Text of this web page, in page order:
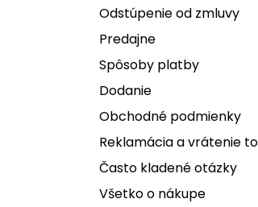
Odstúpenie od zmluvy
Predajne
Spôsoby platby
Dodanie
Obchodné podmienky
Reklamácia a vrátenie
Často kladené otázky
Všetko o nákupe